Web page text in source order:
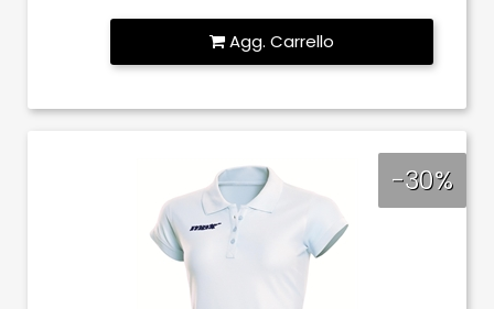
Quantità
Agg. Carrello
-30%